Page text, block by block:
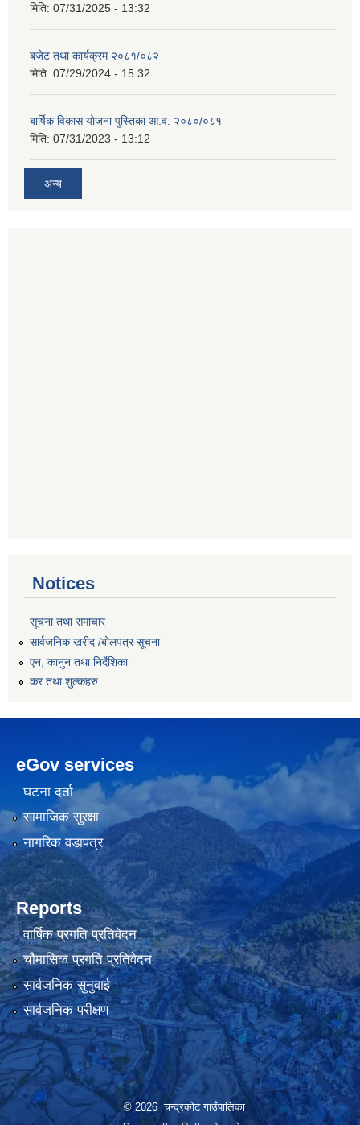
मिति: 07/31/2025 - 13:32
बजेट तथा कार्यक्रम २०८१/०८२
मिति: 07/29/2024 - 15:32
बार्षिक विकास योजना पुस्तिका आ.व. २०८०/०८१
मिति: 07/31/2023 - 13:12
अन्य
Notices
सूचना तथा समाचार
सार्वजनिक खरीद /बोलपत्र सूचना
एन, कानुन तथा निर्देशिका
कर तथा शुल्कहरु
eGov services
घटना दर्ता
सामाजिक सुरक्षा
नागरिक वडापत्र
Reports
वार्षिक प्रगति प्रतिवेदन
चौमासिक प्रगति प्रतिवेदन
सार्वजनिक सुनुवाई
सार्वजनिक परीक्षण
© 2026 चन्द्रकोट गाउँपालिका